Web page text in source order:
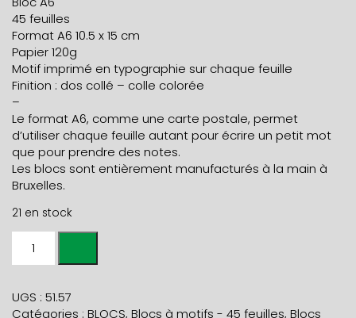
45 feuilles
Format A6 10.5 x 15 cm
Papier 120g
Motif imprimé en typographie sur chaque feuille
Finition : dos collé – colle colorée
–
Le format A6, comme une carte postale, permet
d’utiliser chaque feuille autant pour écrire un petit mot
que pour prendre des notes.
Les blocs sont entièrement manufacturés à la main à
Bruxelles.
21 en stock
A6
UGS : 51.57
Catégories : BLOCS, Blocs à motifs - 45 feuilles, Blocs